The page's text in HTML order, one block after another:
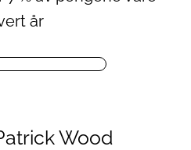
år
Wood